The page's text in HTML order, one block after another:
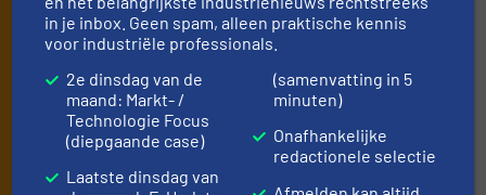
Schrijf je in en ontvang ons
nieuws
Mis, net als 10000+ andere lezers, niets meer
van de (technische) ontwikkelingen binnen
de stortgoed-verwerkende industrie.
Door je aan te melden voor onze lijst, ga je akkoord met
in je inbox. Geen spam, alleen praktische kennis
voor industriële professionals.
2e dinsdag van de
maand: Markt- /
Technologie Focus
(diepgaande case)
Laatste dinsdag van
(samenvatting in 5
minuten)
Onafhankelijke
redactionele selectie